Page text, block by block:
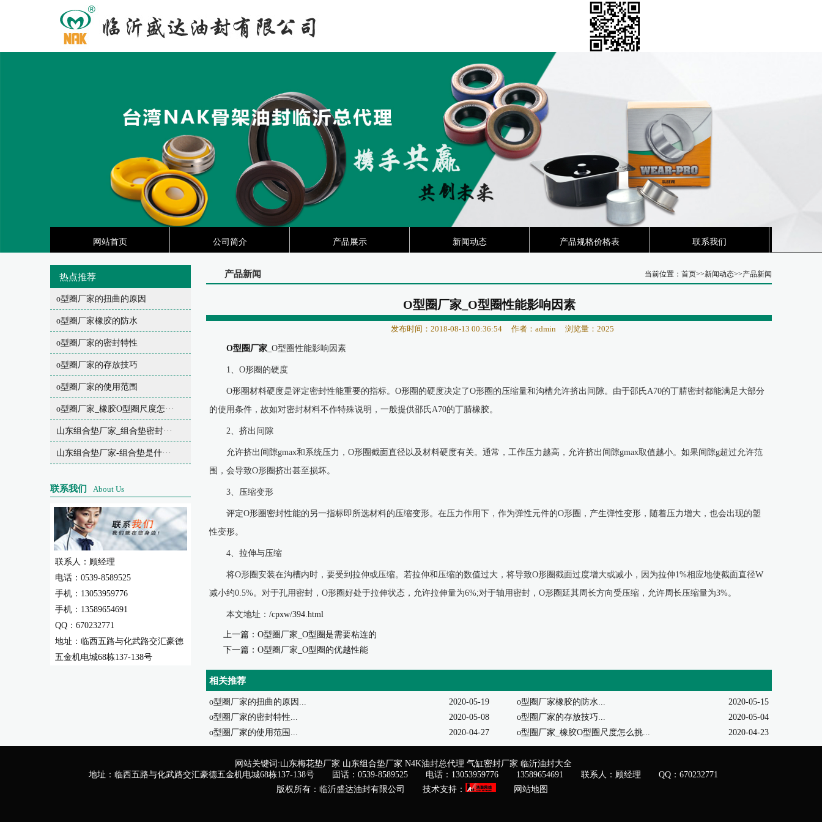
网站首页 公司简介 产品展示 新闻动态 产品规格价格表 联系我们
热点推荐
o型圈厂家的扭曲的原因
o型圈厂家橡胶的防水
o型圈厂家的密封特性
o型圈厂家的存放技巧
o型圈厂家的使用范围
o型圈厂家_橡胶O型圈尺度怎···
山东组合垫厂家_组合垫密封···
山东组合垫厂家-组合垫是什···
联系我们 About Us
联系人：顾经理
电话：0539-8589525
手机：13053959776
手机：13589654691
QQ：670232771
地址：临西五路与化武路交汇豪德
五金机电城68栋137-138号
产品新闻 当前位置： 首页>>新闻动态>>产品新闻
O型圈厂家_O型圈性能影响因素
发布时间：2018-08-13 00:36:54 作者：admin 浏览量：2025
O型圈厂家 _O型圈性能影响因素
1、O形圈的硬度
O形圈材料硬度是评定密封性能重要的指标。O形圈的硬度决定了O形圈的压缩量和沟槽允许挤出间隙。由于邵氏A70的丁腈密封都能满足大部分
的使用条件，故如对密封材料不作特殊说明，一般提供邵氏A70的丁腈橡胶。
2、挤出间隙
允许挤出间隙gmax和系统压力，O形圈截面直径以及材料硬度有关。通常，工作压力越高，允许挤出间隙gmax取值越小。如果间隙g超过允许范
围，会导致O形圈挤出甚至损坏。
3、压缩变形
评定O形圈密封性能的另一指标即所选材料的压缩变形。在压力作用下，作为弹性元件的O形圈，产生弹性变形，随着压力增大，也会出现的塑
性变形。
4、拉伸与压缩
将O形圈安装在沟槽内时，要受到拉伸或压缩。若拉伸和压缩的数值过大，将导致O形圈截面过度增大或减小，因为拉伸1%相应地使截面直径W
减小约0.5%。对于孔用密封，O形圈好处于拉伸状态，允许拉伸量为6%;对于轴用密封，O形圈延其周长方向受压缩，允许周长压缩量为3%。
本文地址： /cpxw/394.html
上一篇： O型圈厂家_O型圈是需要粘连的
下一篇： O型圈厂家_O型圈的优越性能
相关推荐
o型圈厂家的扭曲的原因... 2020-05-19 o型圈厂家橡胶的防水...
2020-05-15
o型圈厂家的密封特性...
2020-05-08 o型圈厂家的存放技巧...
2020-05-04
o型圈厂家的使用范围...
2020-04-27 o型圈厂家_橡胶O型圈尺度怎么挑... 2020-04-23
网站关键词:山东梅花垫厂家 山东组合垫厂家 N4K油封总代理 气缸密封厂家 临沂油封大全
地址：临西五路与化武路交汇豪德五金机电城68栋137-138号
固话：0539-8589525 电话：13053959776 13589654691 联系人：顾经理
QQ：670232771
版权所有：临沂盛达油封有限公司
技术支持： 网站地图